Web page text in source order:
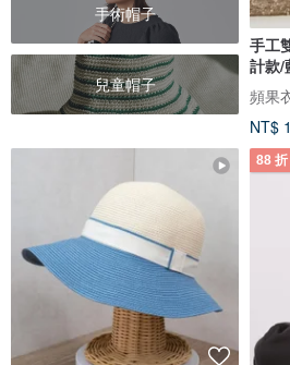
手術帽子
兒童帽子
手工
計款/
頻果
NT$
88 折